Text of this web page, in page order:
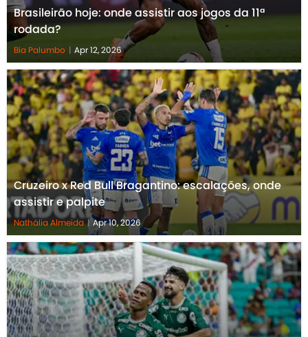
Brasileirão hoje: onde assistir aos jogos da 11ª
rodada?
Bia Palumbo | Apr 12, 2026
Cruzeiro x Red Bull Bragantino: escalações, onde
assistir e palpite
Nathália Almeida | Apr 10, 2026